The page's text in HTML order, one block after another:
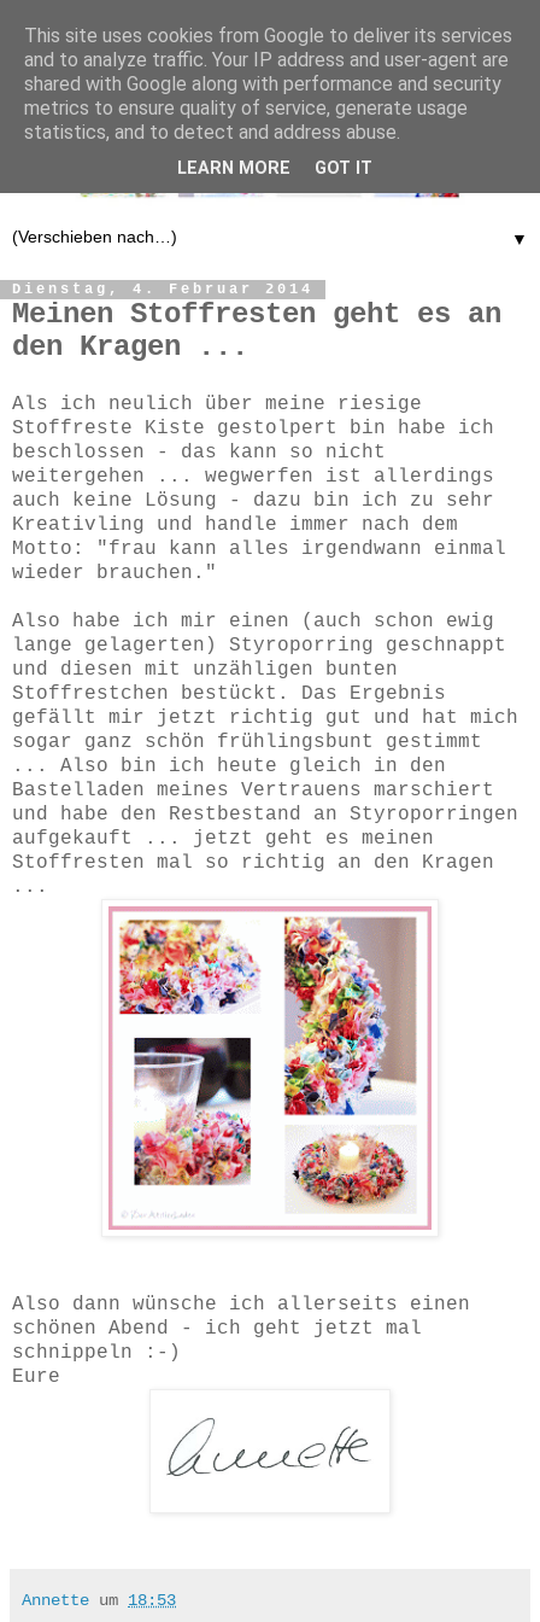
▼
Dienstag, 4. Februar 2014
Meinen Stoffresten geht es an
den Kragen ...
Als ich neulich über meine riesige
Stoffreste Kiste gestolpert bin habe ich
beschlossen - das kann so nicht
weitergehen ... wegwerfen ist allerdings
auch keine Lösung - dazu bin ich zu sehr
Kreativling und handle immer nach dem
Motto: "frau kann alles irgendwann einmal
wieder brauchen."
Also habe ich mir einen (auch schon ewig
lange gelagerten) Styroporring geschnappt
und diesen mit unzähligen bunten
Stoffrestchen bestückt. Das Ergebnis
gefällt mir jetzt richtig gut und hat mich
sogar ganz schön frühlingsbunt gestimmt
... Also bin ich heute gleich in den
Bastelladen meines Vertrauens marschiert
und habe den Restbestand an Styroporringen
aufgekauft ... jetzt geht es meinen
Stoffresten mal so richtig an den Kragen
...
Also dann wünsche ich allerseits einen
schönen Abend - ich geht jetzt mal
schnippeln :-)
Eure
Annette um 18:53
This site uses cookies from Google to deliver its services
and to analyze traffic. Your IP address and user-agent are
shared with Google along with performance and security
metrics to ensure quality of service, generate usage
statistics, and to detect and address abuse.
LEARN MORE GOT IT